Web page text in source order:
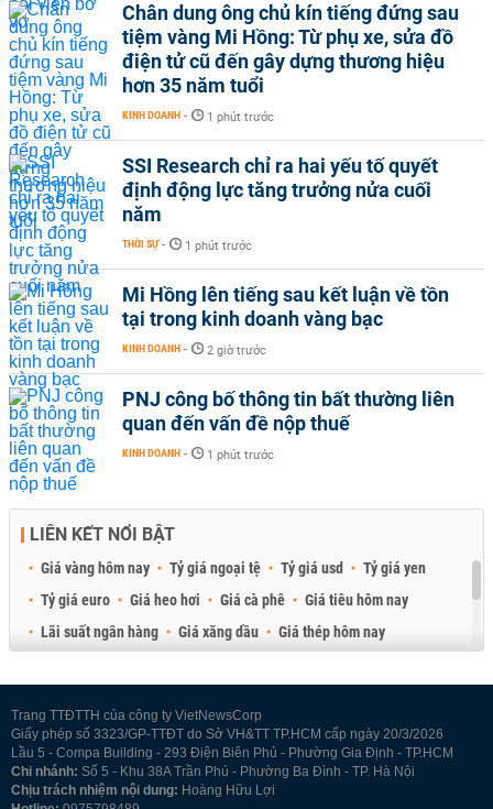
Chân dung ông chủ kín tiếng đứng sau
tiệm vàng Mi Hồng: Từ phụ xe, sửa đồ
điện tử cũ đến gây dựng thương hiệu
hơn 35 năm tuổi
KINH DOANH - 1 phút trước
SSI Research chỉ ra hai yếu tố quyết
định động lực tăng trưởng nửa cuối
năm
THỜI SỰ - 1 phút trước
Mi Hồng lên tiếng sau kết luận về tồn
tại trong kinh doanh vàng bạc
KINH DOANH - 2 giờ trước
PNJ công bố thông tin bất thường liên
quan đến vấn đề nộp thuế
KINH DOANH - 1 phút trước
LIÊN KẾT NỔI BẬT
Giá vàng hôm nay Tỷ giá ngoại tệ Tỷ giá usd
Tỷ giá yen
Tỷ giá euro
Giá heo hơi Giá cà phê
Giá tiêu hôm nay
Lãi suất ngân hàng
Giá xăng dầu
Giá thép hôm nay
Trang TTĐTTH của công ty VietNewsCorp
Giấy phép số 3323/GP-TTĐT do Sở VH&TT TP.HCM cấp ngày 20/3/2026
Lầu 5 - Compa Building - 293 Điện Biên Phủ - Phường Gia Định - TP.HCM
Chi nhánh: Số 5 - Khu 38A Trần Phú - Phường Ba Đình - TP. Hà Nội
Chịu trách nhiệm nội dung: Hoàng Hữu Lợi